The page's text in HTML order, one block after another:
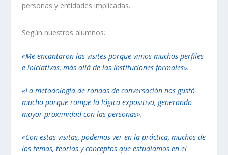
personas y entidades implicadas.
Según nuestros alumnos:
«Me encantaron las visites porque vimos muchos perfiles
e iniciativas, más allá de las Instituciones formales».
«La metodología de rondas de conversación nos gustó
mucho porque rompe la lógica expositiva, generando
mayor proximidad con las personas».
«Con estas visitas, podemos ver en la práctica, muchos de
los temas, teorías y conceptos que estudiamos en el